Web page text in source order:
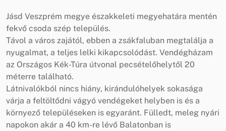
Jásd Veszprém megye északkeleti megyehatára mentén
fekvő csoda szép település.
Távol a város zajától, ebben a zsákfaluban megtalálja a
nyugalmat, a teljes lelki kikapcsolódást. Vendégházam
az Országos Kék-Túra útvonal pecsételőhelytől 20
méterre található.
Látnivalókból nincs hiány, kirándulóhelyek sokasága
várja a feltöltődni vágyó vendégeket helyben is és a
környező településeken is egyaránt. Fülledt, meleg nyári
napokon akár a 40 km-re lévő Balatonban is